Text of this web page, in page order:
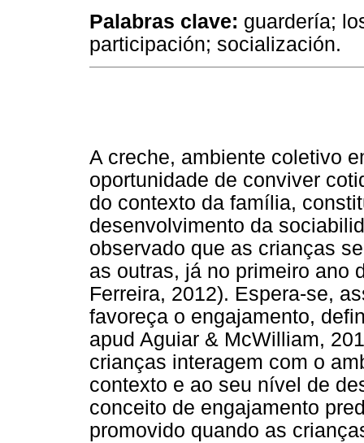
Palabras clave: guardería;
participación; socialización.
A creche, ambiente coletivo
oportunidade de conviver
do contexto da família,
desenvolvimento da
observado que as crianças
as outras, já no primeiro ano
Ferreira, 2012). Espera-se,
favoreça o engajamento,
apud Aguiar & McWilliam,
crianças interagem com o
contexto e ao seu nível de
conceito de engajamento
promovido quando as